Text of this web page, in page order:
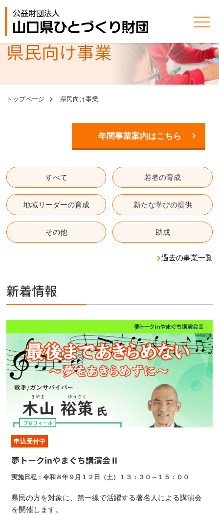
県民向け事業
トップページ 県民向け事業
年間事業案内はこちら
すべて 若者の育成
地域リーダーの育成 新たな学びの提供
その他 助成
過去の事業一覧
新着情報
申込受付中
夢トークinやまぐち講演会Ⅱ
実施日程 令和８年９月１２日（土）１３：３０～１５：００
県民の方を対象に、第一線で活躍する著名人による講演会
を開催します。